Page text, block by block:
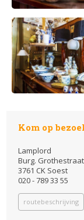
Kom op
Lamplord
Burg.
3761 CK Soest
020 - 789 33 55
routebeschrijving